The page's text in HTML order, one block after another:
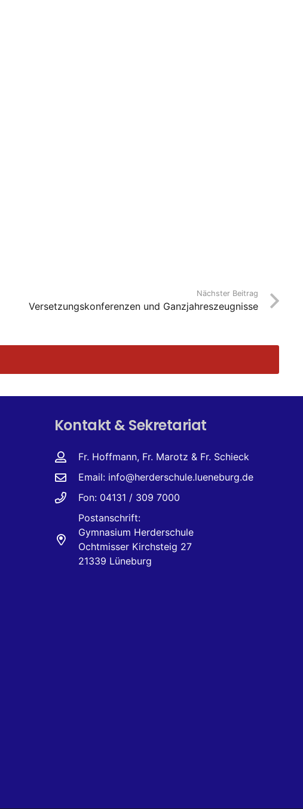
Nächster Beitrag
Versetzungskonferenzen und Ganzjahreszeugnisse
Kontakt & Sekretariat
Fr. Hoffmann, Fr. Marotz & Fr. Schieck
Email: info@herderschule.lueneburg.de
Fon: 04131 / 309 7000
Postanschrift:
Gymnasium Herderschule
Ochtmisser Kirchsteig 27
21339 Lüneburg